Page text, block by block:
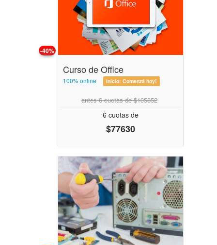
-40%
Curso de Office
100% online Inicio: Comenzá hoy!
antes 6 cuotas de $135852
6 cuotas de
$77630